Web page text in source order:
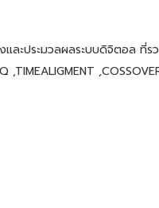
ละประมวลผลระบบดิจิตอล ที่ร
,TIMEALIGMENT